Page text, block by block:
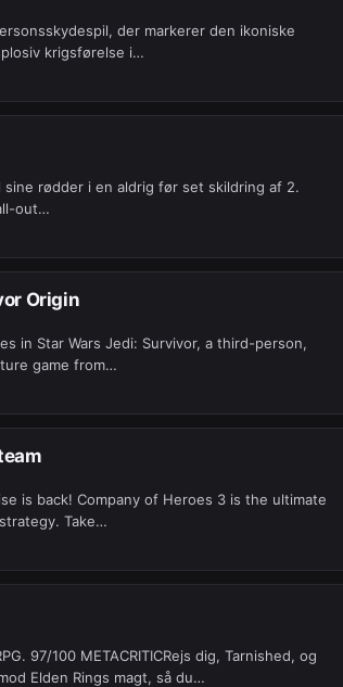
der markerer den ikoniske
krigsførelse i…
rødder i en aldrig før set skildring af 2.
out…
Origin
in Star Wars Jedi: Survivor, a third-person,
game from…
is back! Company of Heroes 3 is the ultimate
Take…
97/100 METACRITICRejs dig, Tarnished, og
Elden Rings magt, så du…